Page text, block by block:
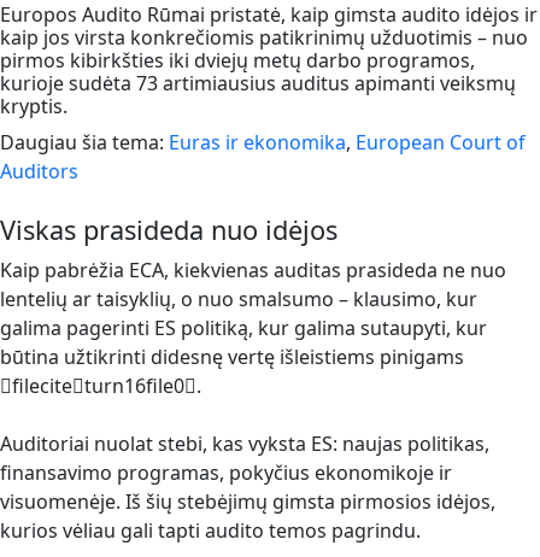
Europos Audito Rūmai pristatė, kaip gimsta audito idėjos ir
kaip jos virsta konkrečiomis patikrinimų užduotimis – nuo
pirmos kibirkšties iki dviejų metų darbo programos,
kurioje sudėta 73 artimiausius auditus apimanti veiksmų
kryptis.
Daugiau šia tema: Euras ir ekonomika, European Court of
Auditors
Viskas prasideda nuo idėjos
Kaip pabrėžia ECA, kiekvienas auditas prasideda ne nuo
lentelių ar taisyklių, o nuo smalsumo – klausimo, kur
galima pagerinti ES politiką, kur galima sutaupyti, kur
būtina užtikrinti didesnę vertę išleistiems pinigams
fileciteturn16file0.
Auditoriai nuolat stebi, kas vyksta ES: naujas politikas,
finansavimo programas, pokyčius ekonomikoje ir
visuomenėje. Iš šių stebėjimų gimsta pirmosios idėjos,
kurios vėliau gali tapti audito temos pagrindu.